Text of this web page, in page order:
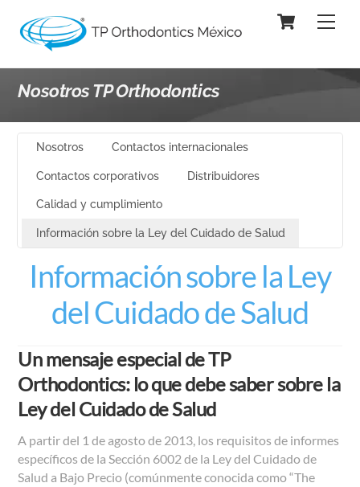
content
Cart
Nosotros TP Orthodontics
Nosotros Contactos internacionales
Contactos corporativos Distribuidores
Calidad y cumplimiento
Información sobre la Ley del Cuidado de Salud
Información sobre la Ley
del Cuidado de Salud
Un mensaje especial de TP
Orthodontics: lo que debe saber sobre la
Ley del Cuidado de Salud
A partir del 1 de agosto de 2013, los requisitos de informes
específicos de la Sección 6002 de la Ley del Cuidado de
Salud a Bajo Precio (comúnmente conocida como “The